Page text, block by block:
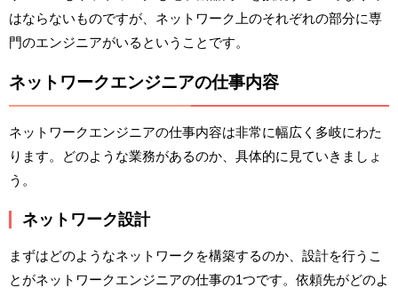
はならないものですが、ネットワーク上のそれぞれの部分に専
門のエンジニアがいるということです。
ネットワークエンジニアの仕事内容
ネットワークエンジニアの仕事内容は非常に幅広く多岐にわた
ります。どのような業務があるのか、具体的に見ていきましょ
う。
ネットワーク設計
まずはどのようなネットワークを構築するのか、設計を行うこ
とがネットワークエンジニアの仕事の1つです。依頼先がどのよ